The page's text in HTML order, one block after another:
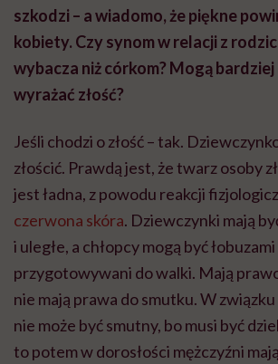
szkodzi – a wiadomo, że piękne
kobiety. Czy synom w relacji z
wybacza niż córkom? Mogą
wyrażać złość?
Jeśli chodzi o złość – tak.
złościć. Prawdą jest, że twarz osoby
jest ładna, z powodu reakcji
czerwona skóra. Dziewczynki mają
i uległe, a chłopcy mogą być łobuzami
przygotowywani do walki. Mają
nie mają prawa do smutku. W związku
nie może być smutny, bo musi być
to potem w dorosłości mężczyźni